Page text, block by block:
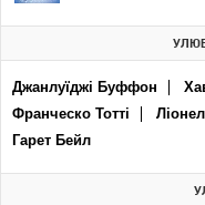
Джанлуїджі Буффон
Франческо Тотті
Гарет Бейл